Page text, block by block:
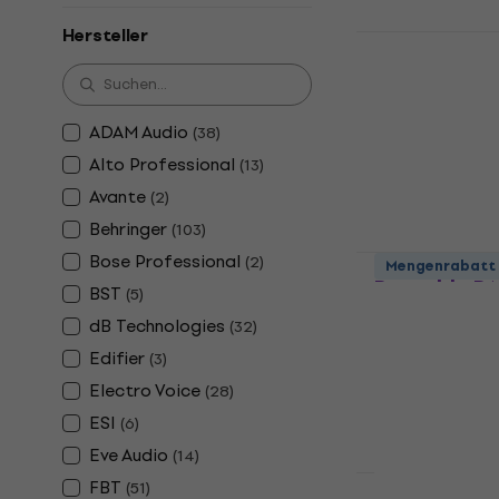
Hersteller
ADAM Audio (38)
Alto Professional (13)
Avante (2)
Behringer (103)
Bose Professional (2)
BST (5)
dB Technologies (32)
Edifier (3)
Electro Voice (28)
ESI (6)
Eve Audio (14)
FBT (51)
Yamaha
Partable
Mengenrabatt